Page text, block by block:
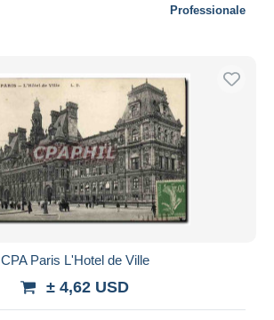
Professionale
CPA Paris L'Hotel de Ville
± 4,62 USD